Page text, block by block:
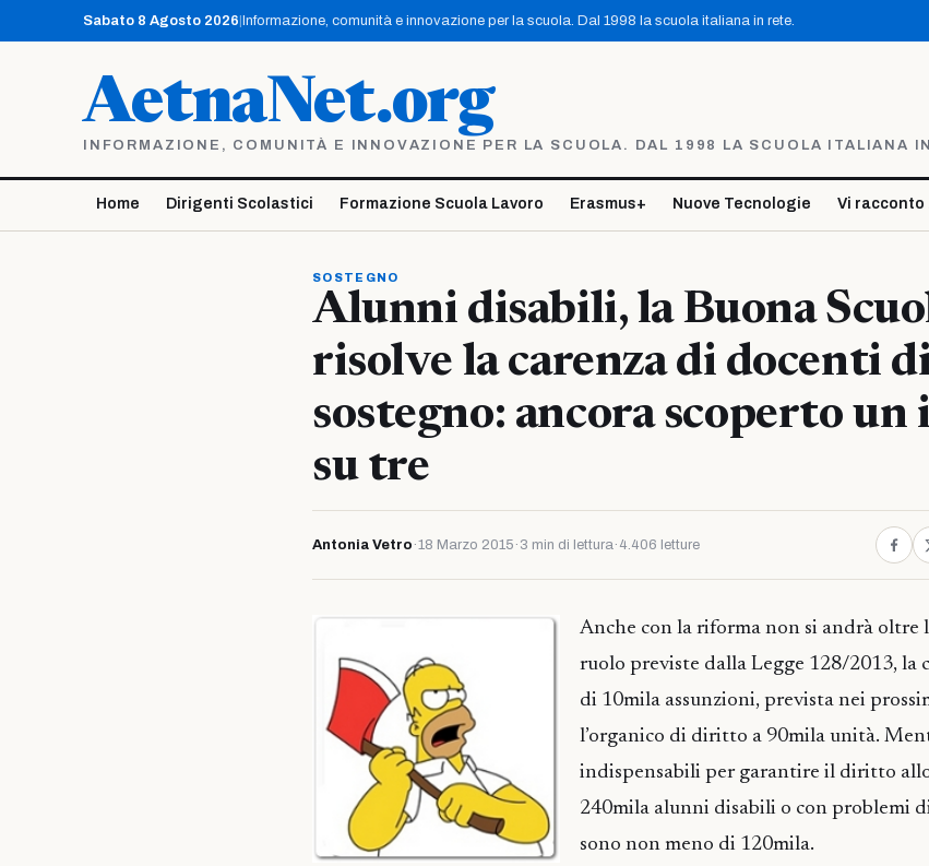
contenuto
Sabato 8 Agosto 2026 Informazione, comunità e innovazione per la scuola. Dal 1998 la scuola italiana in rete.
AetnaNet.org
INFORMAZIONE, COMUNITÀ E INNOVAZIONE PER LA SCUOLA. DAL 1998 LA SCUOLA ITALIANA
Home Dirigenti Scolastici Formazione Scuola Lavoro Erasmus+ Nuove Tecnologie Vi
SOSTEGNO
Alunni disabili, la Buona
risolve la carenza di docenti
sostegno: ancora scoperto
su tre
Antonia Vetro ·18 Marzo 2015 · 3 min di lettura· 4.406 letture
Anche con la riforma non si andrà oltre
ruolo previste dalla Legge 128/2013, la
di 10mila assunzioni, prevista nei
l’organico di diritto a 90mila unità.
indispensabili per garantire il diritto
240mila alunni disabili o con problemi
sono non meno di 120mila.